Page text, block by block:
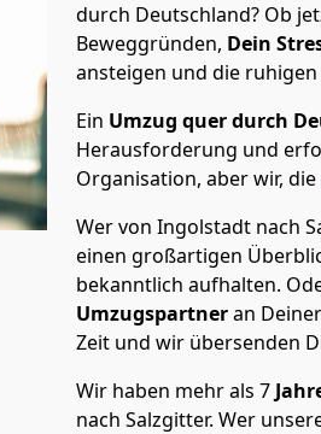
durch Deutschland? Ob
Beweggründen, Dein
ansteigen und die
Ein Umzug quer durch
Herausforderung und
Organisation, aber wir, die
Wer von Ingolstadt nach
einen großartigen
bekanntlich aufhalten.
Umzugspartneran
Zeit und wir übersenden
Wir haben mehr als 7
nach Salzgitter. Wer